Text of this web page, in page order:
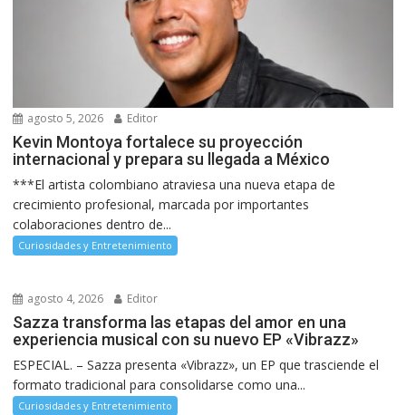
agosto 5, 2026 Editor
Kevin Montoya fortalece su proyección
internacional y prepara su llegada a México
***El artista colombiano atraviesa una nueva etapa de
crecimiento profesional, marcada por importantes
colaboraciones dentro de...
Curiosidades y Entretenimiento
agosto 4, 2026 Editor
Sazza transforma las etapas del amor en una
experiencia musical con su nuevo EP «Vibrazz»
ESPECIAL. – Sazza presenta «Vibrazz», un EP que trasciende el
formato tradicional para consolidarse como una...
Curiosidades y Entretenimiento